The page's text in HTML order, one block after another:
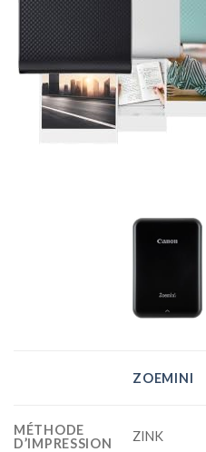
ZOEMINI
MÉTHODE
D’IMPRESSION
ZINK